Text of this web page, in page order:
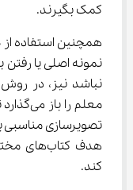
کمک بگیرند.
نباشد نیز، در
معلم
تصویرسازی
کند.